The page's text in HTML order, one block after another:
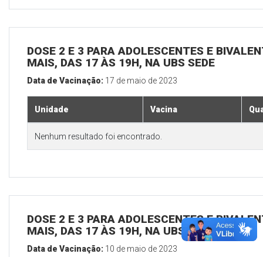
DOSE 2 E 3 PARA ADOLESCENTES E
MAIS, DAS 17 ÀS 19H, NA UBS SEDE
Data de Vacinação: 17 de maio de 2023
Unidade Vacina
Nenhum resultado foi encontrado.
DOSE 2 E 3 PARA ADOLESCENTES E
MAIS, DAS 17 ÀS 19H, NA UBS SEDE
Data de Vacinação: 10 de maio de 2023